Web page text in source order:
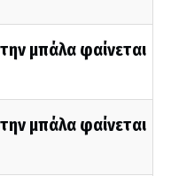
μπάλα φαίνεται
μπάλα φαίνεται